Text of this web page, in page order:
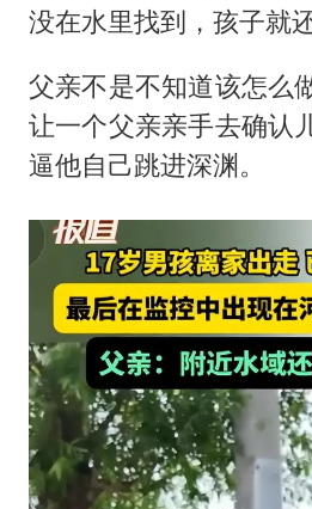
没在水里找到，孩子就
父亲不是不知道该怎么
让一个父亲亲手去确认
逼他自己跳进深渊。